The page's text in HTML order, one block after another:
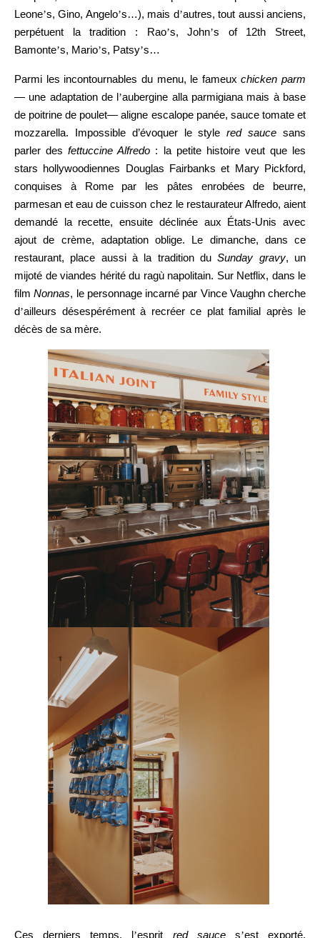
Leone’s, Gino, Angelo’s…), mais d’autres, tout aussi anciens,
perpétuent la tradition : Rao’s, John’s of 12th Street,
Bamonte’s, Mario’s, Patsy’s…
Parmi les incontournables du menu, le fameuxchicken parm
— une adaptation de l ’aubergine alla parmigiana mais à base
de poitrine de poulet— aligne escalope panée, sauce tomate et
mozzarella. Impossible d’évoquer le stylered sauce sans
parler desfettuccine Alfredo : la petite histoire veut que les
stars hollywoodiennes Douglas Fairbanks et Mary Pickford,
conquises à Rome par les pâtes enrobées de beurre,
parmesan et eau de cuisson chez le restaurateur Alfredo, aient
demandé la recette, ensuite déclinée aux États-Unis avec
ajout de crème, adaptation oblige. Le dimanche, dans ce
restaurant, place aussi à la tradition duSunday gravy, un
mijoté de viandes héritédu ragù napolitain. Sur Netflix, dans le
filmNonnas, le personnage incarné par Vince Vaughn cherche
d’ailleurs désespérément à recréer ce plat familial après le
décès de sa mère.
Ces derniers temps, l’esprit red sauces’est exporté,